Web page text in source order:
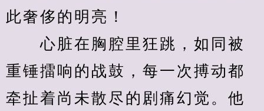
此奢侈的明亮！
心脏在胸腔里狂跳，如同被
重锤擂响的战鼓，每一次搏动都
牵扯着尚未散尽的剧痛幻觉。他